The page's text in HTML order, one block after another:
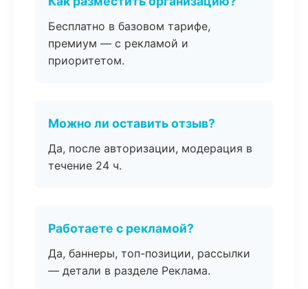
Бесплатно в базовом тарифе,
премиум — с рекламой и
приоритетом.
Можно ли оставить отзыв?
Да, после авторизации, модерация в
течение 24 ч.
Работаете с рекламой?
Да, баннеры, топ-позиции, рассылки
— детали в разделе Реклама.